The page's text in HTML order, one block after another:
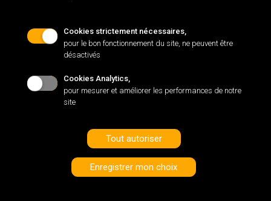
Cookies strictement nécessaires,
pour le bon fonctionnement du site, ne peuvent être
désactivés
Cookies Analytics,
pour mesurer et améliorer les performances de notre
site
Tout autoriser
Enregistrer mon choix